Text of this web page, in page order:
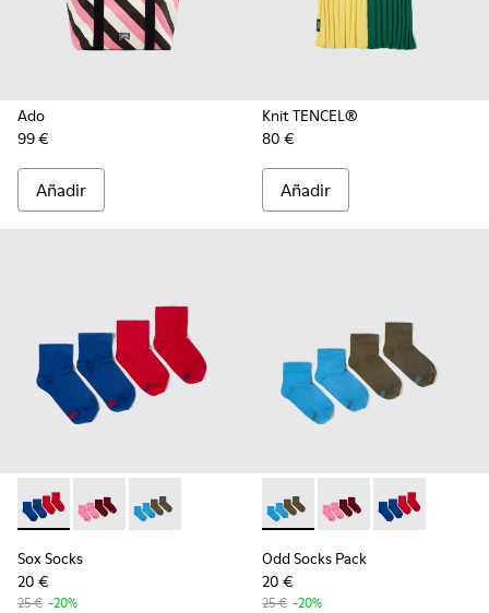
Ado
99 €
Añadir
Knit TENCEL®
80 €
Añadir
Sox Socks - KA00043-002 - Multicolor
Sox Socks - KA00043-004 - Pack de 2 pares de
Sox Socks - KA00043-003 - Pack de 2 pares
Sox Socks
20 €
25 € -20%
Odd Socks Pack -
Odd Socks Pack -
Odd Socks
Odd Socks Pack
20 €
25 € -20%